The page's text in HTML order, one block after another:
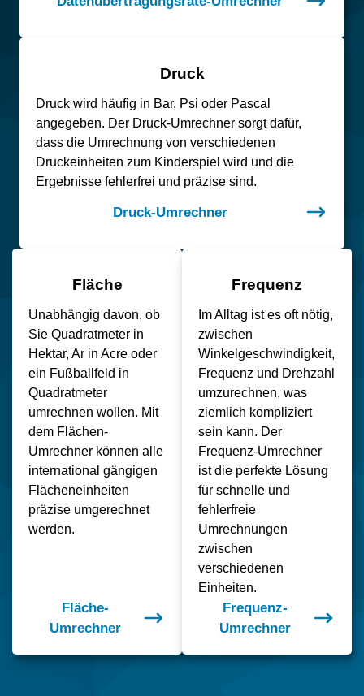
Druck
Druck wird häufig in Bar, Psi oder Pascal
angegeben. Der Druck-Umrechner sorgt dafür,
dass die Umrechnung von verschiedenen
Druckeinheiten zum Kinderspiel wird und die
Ergebnisse fehlerfrei und präzise sind.
Druck-Umrechner
Fläche
Unabhängig davon, ob
Sie Quadratmeter in
Hektar, Ar in Acre oder
ein Fußballfeld in
Quadratmeter
umrechnen wollen. Mit
dem Flächen-
Umrechner können alle
international gängigen
Flächeneinheiten
präzise umgerechnet
werden.
Fläche-
Umrechner
Frequenz
Im Alltag ist es oft nötig,
zwischen
Winkelgeschwindigkeit,
Frequenz und Drehzahl
umzurechnen, was
ziemlich kompliziert
sein kann. Der
Frequenz-Umrechner
ist die perfekte Lösung
für schnelle und
fehlerfreie
Umrechnungen
zwischen
verschiedenen
Einheiten.
Frequenz-
Umrechner